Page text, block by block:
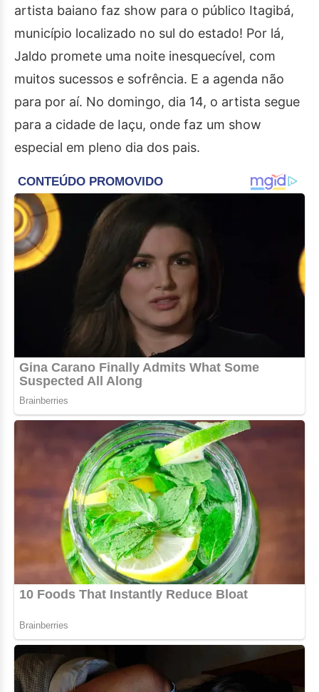
artista baiano faz show para o público Itagibá,
município localizado no sul do estado! Por lá,
Jaldo promete uma noite inesquecível, com
muitos sucessos e sofrência. E a agenda não
para por aí. No domingo, dia 14, o artista segue
para a cidade de Iaçu, onde faz um show
especial em pleno dia dos pais.